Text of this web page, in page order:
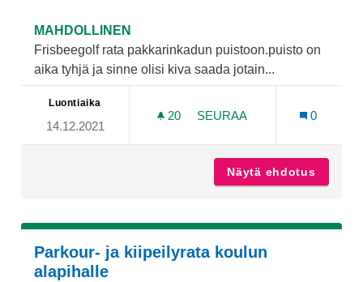
MAHDOLLINEN
Frisbeegolf rata pakkarinkadun puistoon.puisto on
aika tyhjä ja sinne olisi kiva saada jotain...
Luontiaika
14.12.2021
20 20 SEURAAJAA
SEURAA
0
Näytä ehdotus
Parkour- ja kiipeilyrata koulun
alapihalle